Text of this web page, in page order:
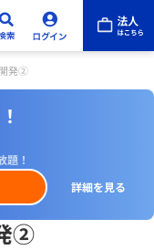
発②
題！
詳細を見る
②